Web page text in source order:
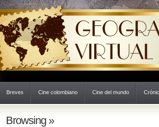
Breves Cine colombiano Cine del mundo
Browsing »